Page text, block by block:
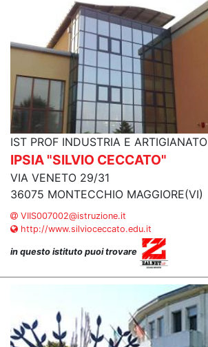
IST PROF INDUSTRIA E ARTIGIANATO
IPSIA "SILVIO CECCATO"
VIA VENETO 29/31
36075 MONTECCHIO MAGGIORE(VI)
VIIS007002@istruzione.it
http://www.silvioceccato.edu.it
in questo istituto puoi trovare